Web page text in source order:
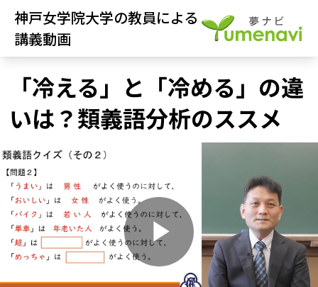
神戸女学院大学の教員による
講義動画
「冷える」と「冷める」の違
いは？類義語分析のススメ
P